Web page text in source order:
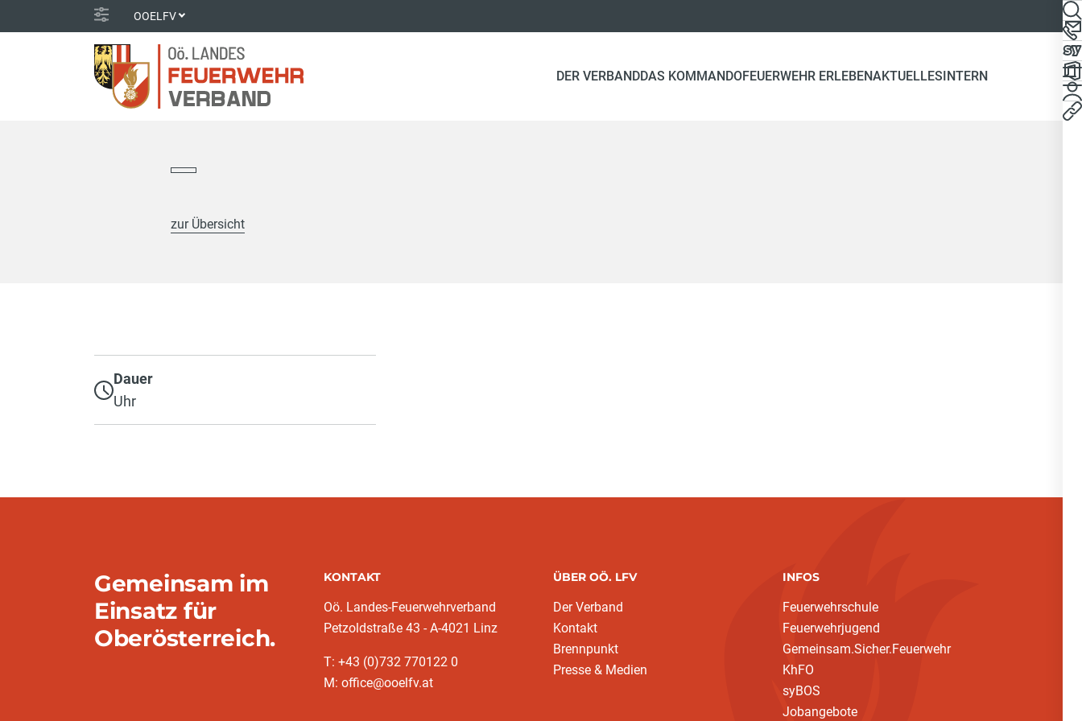
OOELFV
DER VERBANDDAS KOMMANDOFEUERWEHR ERLEBENAKTUELLESINTERN
zur Übersicht
Dauer
Uhr
Gemeinsam im
Einsatz für
Oberösterreich.
KONTAKT
Oö. Landes-Feuerwehrverband
Petzoldstraße 43 - A-4021 Linz
T: +43 (0)732 770122 0
M: office@ooelfv.at
ÜBER OÖ. LFV
Der Verband
Kontakt
Brennpunkt
Presse & Medien
INFOS
Feuerwehrschule
Feuerwehrjugend
Gemeinsam.Sicher.Feuerwehr
KhFO
syBOS
Jobangebote